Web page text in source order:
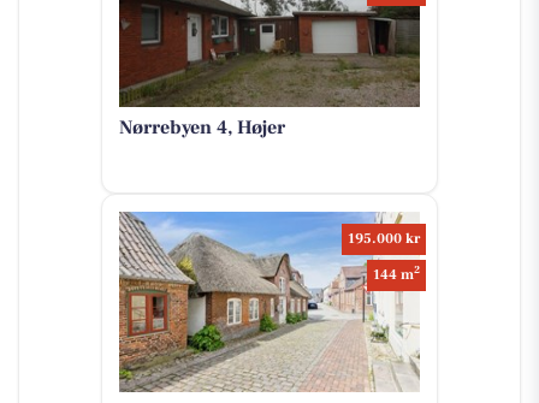
Nørrebyen 4, Højer
195.000 kr
144 m2